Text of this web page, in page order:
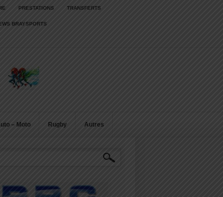
PRESTATIONS TRANSFERTS
BRAYSPORTS
– Moto Rugby Autres